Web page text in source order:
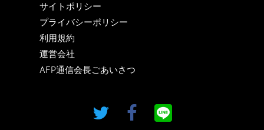
サイトポリシー
プライバシーポリシー
利用規約
運営会社
AFP通信会長ごあいさつ